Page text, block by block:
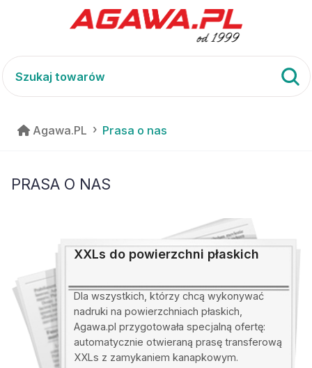
Agawa.PL Prasa o nas
PRASA O NAS
XXLs do powierzchni płaskich
Dla wszystkich, którzy chcą wykonywać
nadruki na powierzchniach płaskich,
Agawa.pl przygotowała specjalną ofertę:
automatycznie otwieraną prasę transferową
XXLs z zamykaniem kanapkowym.